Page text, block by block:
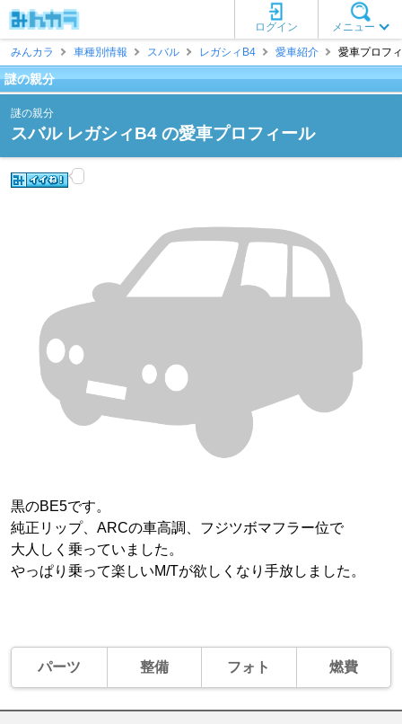
メニュー
ログイン
みんカラ
車種別情報 スバル レガシィB4 愛車紹介 愛車プロフ
謎の親分
謎の親分
スバル レガシィB4 の愛車プロフィール
黒のBE5です。
純正リップ、ARCの車高調、フジツボマフラー位で
大人しく乗っていました。
やっぱり乗って楽しいM/Tが欲しくなり手放しました。
パーツ 整備 フォト 燃費